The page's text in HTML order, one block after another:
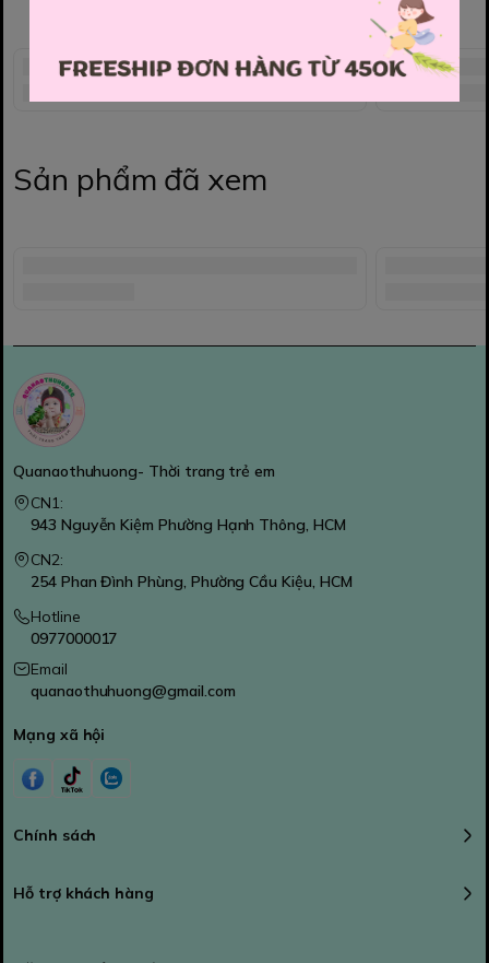
Sản phẩm đã xem
Quanaothuhuong- Thời trang trẻ em
CN1:
943 Nguyễn Kiệm Phường Hạnh Thông, HCM
CN2:
254 Phan Đình Phùng, Phường Cầu Kiệu, HCM
Hotline
0977000017
Email
quanaothuhuong@gmail.com
Mạng xã hội
Chính sách
Hỗ trợ khách hàng